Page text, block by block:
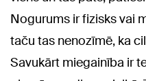
Nogurums ir fizisks vai
taču tas nenozīmē, ka
Savukārt miegainība ir